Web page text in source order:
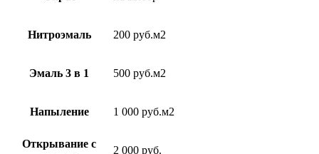
Нитроэмаль 200 руб.м2
Эмаль 3 в 1 500 руб.м2
Напыление 1 000 руб.м2
Открывание с
2 000 руб.